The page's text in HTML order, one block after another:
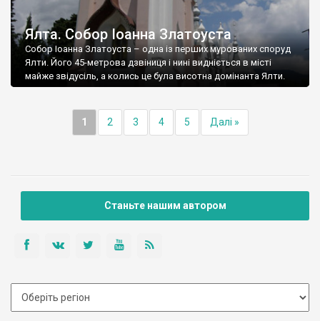
Ялта. Собор Іоанна Златоуста
Собор Іоанна Златоуста – одна із перших мурованих споруд
Ялти. Його 45-метрова дзвіниця і нині видніється в місті
майже звідусіль, а колись це була висотна домінанта Ялти.
1 2 3 4 5 Далі »
Станьте нашим автором